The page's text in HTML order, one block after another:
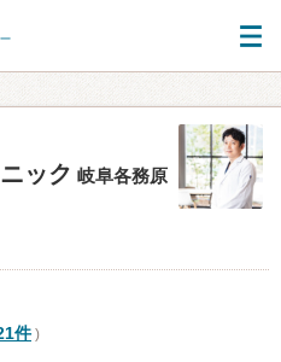
ック 岐阜各務原
件)